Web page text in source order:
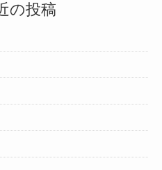
25 26
の投稿